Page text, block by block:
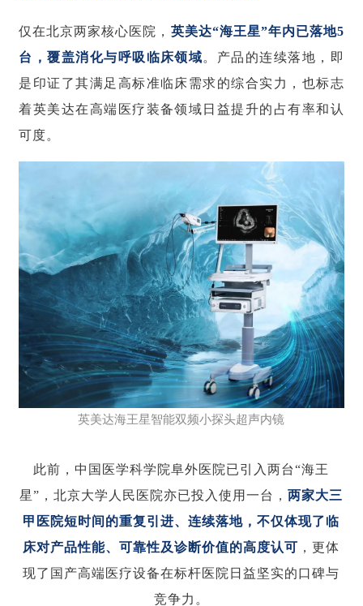
仅在北京两家核心医院， 英美达“海王星”年内已落地5
台，覆盖消化与呼吸临床领域。产品的连续落地，即
是印证了其满足高标准临床需求的综合实力，也标志
着英美达在高端医疗装备领域日益提升的占有率和认
可度。
英美达海王星智能双频小探头超声内镜
此前，中国医学科学院阜外医院已引入两台“海王
星”，北京大学人民医院亦已投入使用一台，两家大三
甲医院短时间的重复引进、连续落地，不仅体现了临
床对产品性能、可靠性及诊断价值的高度认可 ，更体
现了国产高端医疗设备在标杆医院日益坚实的口碑与
竞争力。